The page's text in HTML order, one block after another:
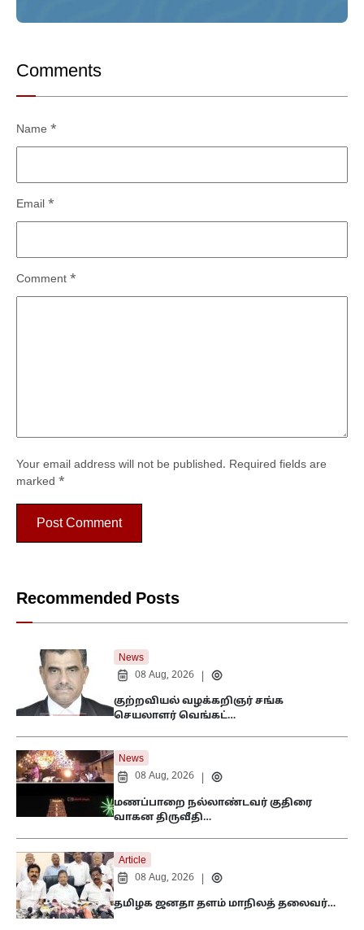
Comments
Your email address will not be published. Required fields are
marked *
Comment *
Name *
Email *
Recommended Posts
News
08 Aug, 2026
குற்றவியல் வழக்கறிஞர் சங்க
செயலாளர் வெங்கட்…
News
08 Aug, 2026
மணப்பாறை நல்லாண்டவர் குதிரை
வாகன திருவீதி…
Article
08 Aug, 2026
தமிழக ஜனதா தளம் மாநிலத் தலைவர்…